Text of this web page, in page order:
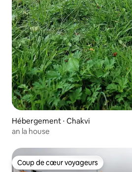
Hébergement ⋅ Chakvi
an la house
Coup de cœur voyageurs
Coup de cœur voyageurs